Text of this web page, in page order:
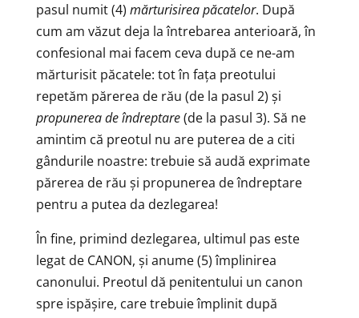
pasul numit (4) mărturisirea păcatelor. După
cum am văzut deja la întrebarea anterioară, în
confesional mai facem ceva după ce ne-am
mărturisit păcatele: tot în fața preotului
repetăm părerea de rău (de la pasul 2) și
propunerea de îndreptare(de la pasul 3). Să ne
amintim că preotul nu are puterea de a citi
gândurile noastre: trebuie să audă exprimate
părerea de rău și propunerea de îndreptare
pentru a putea da dezlegarea!
În fine, primind dezlegarea, ultimul pas este
legat de CANON, și anume (5) împlinirea
canonului. Preotul dă penitentului un canon
spre ispășire, care trebuie împlinit după